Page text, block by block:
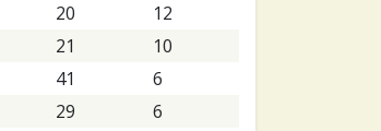
20
12
21
10
41
6
29 6